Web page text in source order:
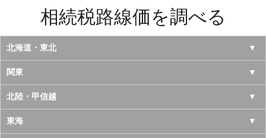
相続税路線価を調べる
北海道・東北
北海道
青森県
岩手県
関東
東京都
神奈川県
北陸・甲信越
山梨県
東海